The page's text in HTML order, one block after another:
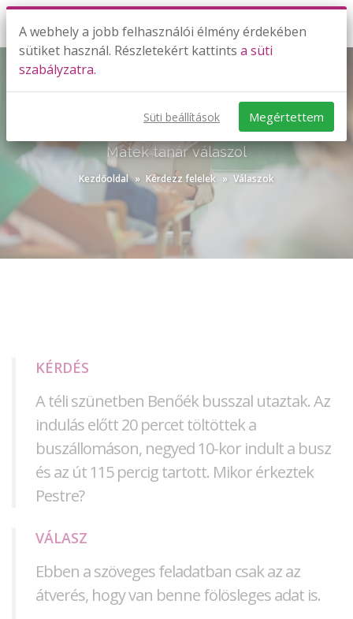
KÉRDEZZ-FELELEK VÁLASZOK
Matek tanár válaszol
Kezdőoldal Kérdezz felelek Válaszok
KÉRDÉS
A téli szünetben Benőék busszal utaztak. Az
indulás előtt 20 percet töltöttek a
buszállomáson, negyed 10-kor indult a busz
és az út 115 percig tartott. Mikor érkeztek
Pestre?
VÁLASZ
Ebben a szöveges feladatban csak az az
átverés, hogy van benne fölösleges adat is.
A webhely a jobb felhasználói élmény érdekében
sütiket használ. Részletekért kattints a süti
szabályzatra.
Süti beállítások Megértettem